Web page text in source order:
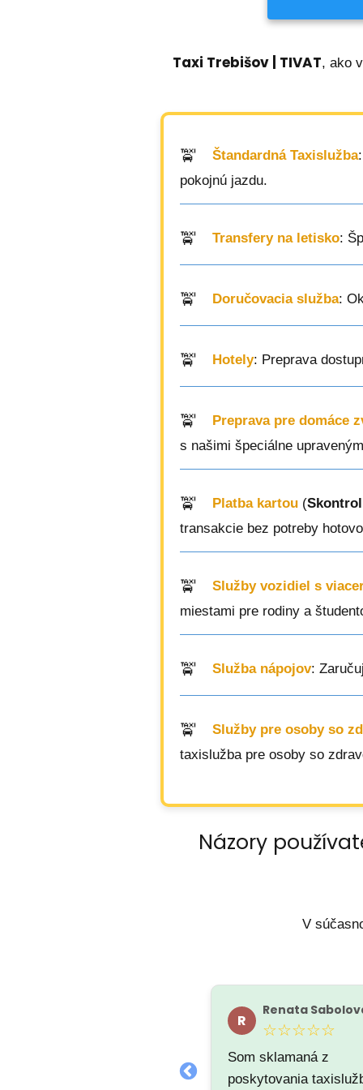
Taxi Trebišov | TIVAT, ako
Štandardná Taxislužba
pokojnú jazdu.
Transfery na letisko:
Doručovacia služba:
Hotely: Preprava
Preprava pre domáce
s našimi špeciálne
Platba kartou (
transakcie bez potreby
Služby vozidiel s
miestami pre rodiny a
Služba nápojov:
Služby pre osoby so
taxislužba pre osoby so
Názory
V
R
Renata
☆☆☆☆☆
Som sklamaná z
poskytovania